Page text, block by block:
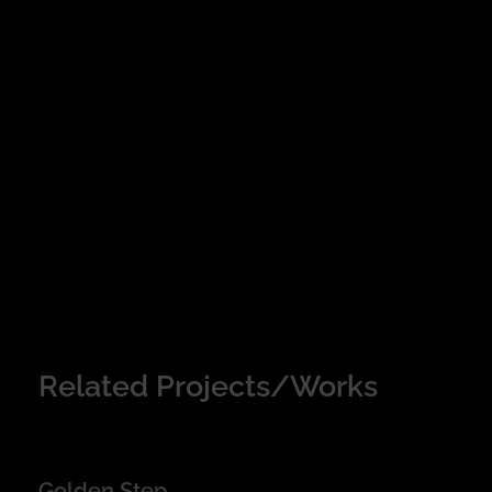
Related Projects/Works